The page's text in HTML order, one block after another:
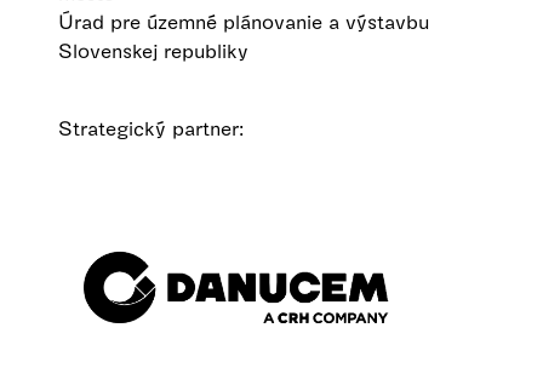
Úrad pre územné plánovanie a výstavbu
Slovenskej republiky
Strategický partner: